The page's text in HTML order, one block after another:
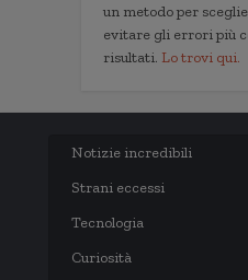
un metodo per
evitare gli errori più
risultati. Lo trovi qui.
Notizie incredibili
Strani eccessi
Tecnologia
Curiosità